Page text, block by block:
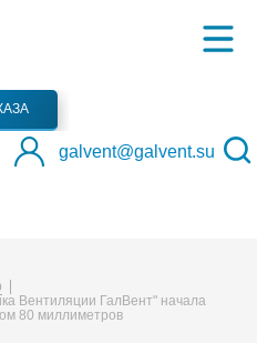
galvent@galvent.su
Вентиляции ГалВент" начала
80 миллиметров